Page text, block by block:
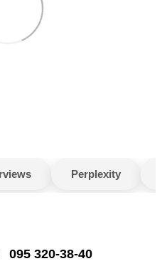
Perplexity
095 320-38-40